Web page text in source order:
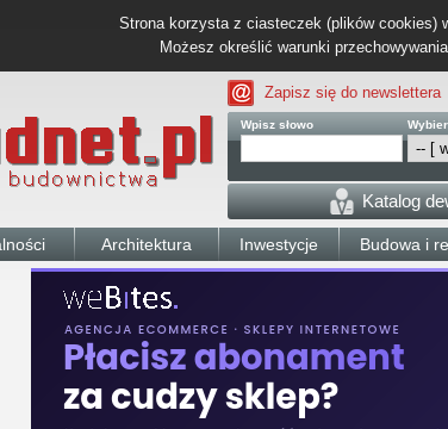
Strona korzysta z ciasteczek (plików cookies)
Możesz określić warunki
Zapisz się do newslettera
Wpisz słowo
Katalog
Architektura Inwestycje Budowa i